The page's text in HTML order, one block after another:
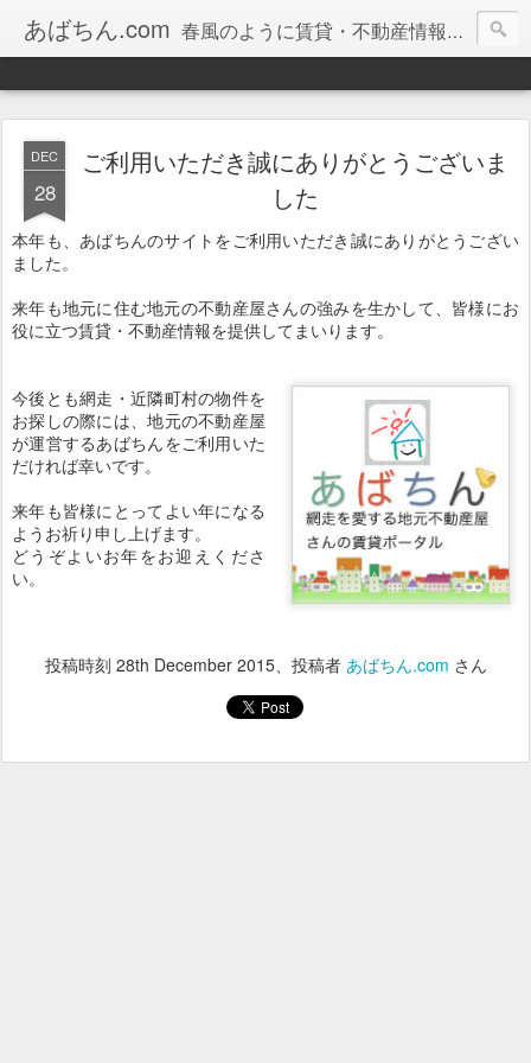
あばちん.com 春風のように賃貸・不動産情報をお届けしております。
DEC
28
ご利用いただき誠にありがとうございま
した
本年も、あばちんのサイトをご利用いただき誠にありがとうござい
ました。
来年も地元に住む地元の不動産屋さんの強みを生かして、皆様にお
役に立つ賃貸・不動産情報を提供してまいります。
今後とも網走・近隣町村の物件を
お探しの際には、地元の不動産屋
が運営するあばちんをご利用いた
だければ幸いです。
来年も皆様にとってよい年になる
ようお祈り申し上げます。
どうぞよいお年をお迎えくださ
い。
投稿時刻 28th December 2015、投稿者 あばちん.com さん